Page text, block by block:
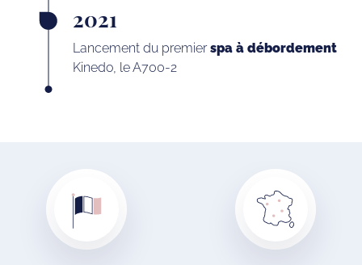
2021
Lancement du premierspa à débordement
Kinedo, le A700-2